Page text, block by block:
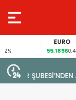
EURO
55,18960,45%
ALAN
KAVUŞTU, 34